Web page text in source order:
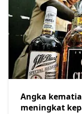
Angka
meningkat